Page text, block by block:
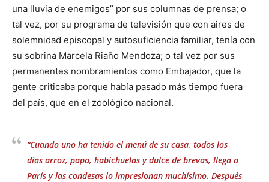
una lluvia de enemigos” por sus columnas de prensa; o
tal vez, por su programa de televisión que con aires de
solemnidad episcopal y autosuficiencia familiar, tenía con
su sobrina Marcela Riaño Mendoza; o tal vez por sus
permanentes nombramientos como Embajador, que la
gente criticaba porque había pasado más tiempo fuera
del país, que en el zoológico nacional.
“Cuando uno ha tenido el menú de su casa, todos los
días arroz, papa, habichuelas y dulce de brevas, llega a
París y las condesas lo impresionan muchísimo. Después